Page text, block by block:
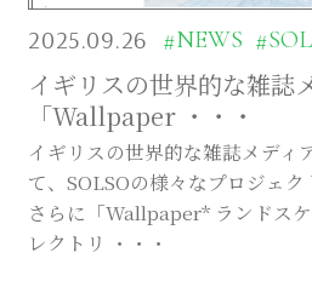
2025.09.26 #NEWS
イギリスの世界的な雑誌
「Wallpaper ・・・
イギリスの世界的な雑誌メデ
て、SOLSOの様々なプロジェク
さらに「Wallpaper* ランドス
レクトリ ・・・